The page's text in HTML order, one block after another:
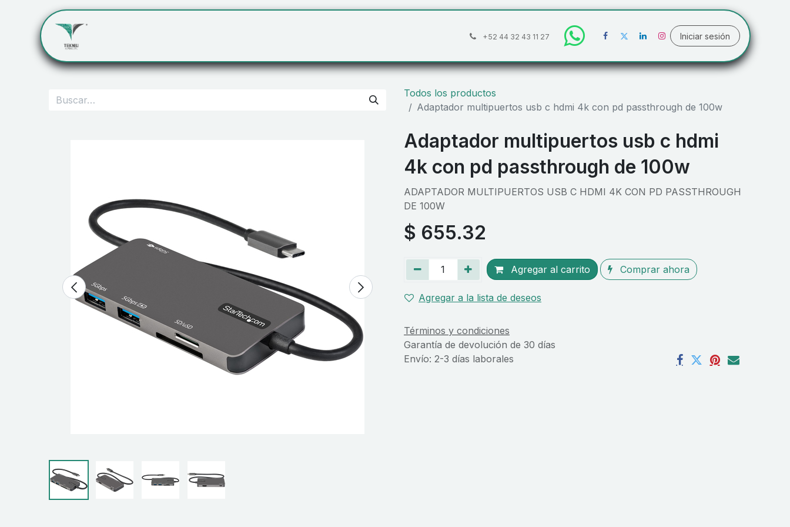
+52 44 32 43 11 27 Iniciar sesión
Todos los productos
Adaptador multipuertos usb c hdmi 4k con pd passthrough de 100w
Adaptador multipuertos usb c hdmi
4k con pd passthrough de 100w
ADAPTADOR MULTIPUERTOS USB C HDMI 4K CON PD PASSTHROUGH
DE 100W
$ 655.32
Agregar al carrito Comprar ahora
Agregar a la lista de deseos
Términos y condiciones
Garantía de devolución de 30 días
Envío: 2-3 días laborales